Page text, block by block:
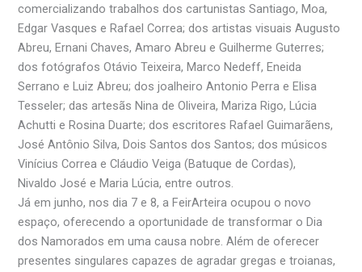
comercializando trabalhos dos cartunistas Santiago, Moa,
Edgar Vasques e Rafael Correa; dos artistas visuais Augusto
Abreu, Ernani Chaves, Amaro Abreu e Guilherme Guterres;
dos fotógrafos Otávio Teixeira, Marco Nedeff, Eneida
Serrano e Luiz Abreu; dos joalheiro Antonio Perra e Elisa
Tesseler; das artesãs Nina de Oliveira, Mariza Rigo, Lúcia
Achutti e Rosina Duarte; dos escritores Rafael Guimarãens,
José Antônio Silva, Dois Santos dos Santos; dos músicos
Vinícius Correa e Cláudio Veiga (Batuque de Cordas),
Nivaldo José e Maria Lúcia, entre outros.
Já em junho, nos dia 7 e 8, a FeirArteira ocupou o novo
espaço, oferecendo a oportunidade de transformar o Dia
dos Namorados em uma causa nobre. Além de oferecer
presentes singulares capazes de agradar gregas e troianas,